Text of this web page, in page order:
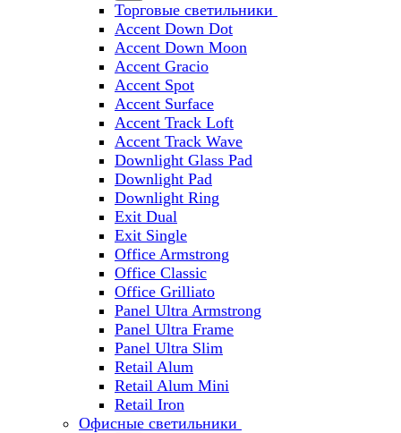
Торговые светильники
Accent Down Dot
Accent Down Moon
Accent Gracio
Accent Spot
Accent Surface
Accent Track Loft
Accent Track Wave
Downlight Glass Pad
Downlight Pad
Downlight Ring
Exit Dual
Exit Single
Office Armstrong
Office Classic
Office Grilliato
Panel Ultra Armstrong
Panel Ultra Frame
Panel Ultra Slim
Retail Alum
Retail Alum Mini
Retail Iron
Офисные светильники